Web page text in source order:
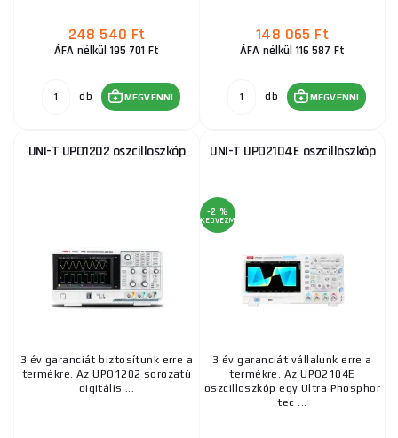
248 540 Ft
ÁFA nélkül 195 701 Ft
db MEGVENNI
148 065 Ft
ÁFA nélkül 116 587 Ft
db MEGVENNI
UNI-T UPO1202 oszcilloszkóp
3 év garanciát biztosítunk erre a
termékre. Az UPO1202 sorozatú
digitális ...
UNI-T UPO2104E oszcilloszkóp
-2 %
KEDVEZMÉNY
3 év garanciát vállalunk erre a
termékre. Az UPO2104E
oszcilloszkóp egy Ultra Phosphor
tec ...